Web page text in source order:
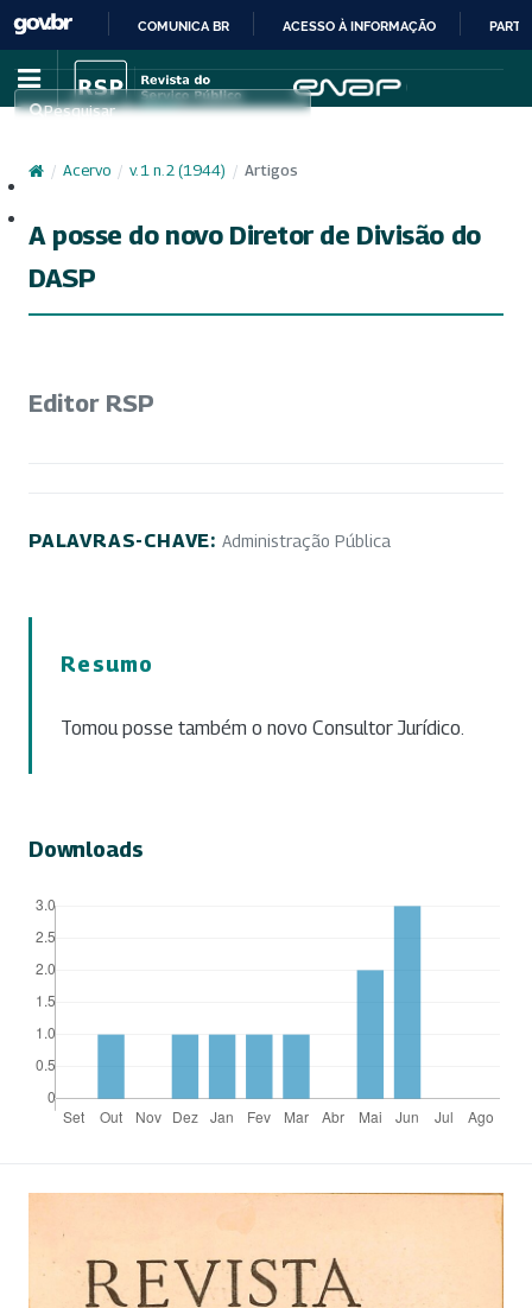
IR
PARA
CONTEÚDO
COMUNICA BR ACESSO À INFORMAÇÃO
Pesquisar
/ Acervo / v. 1 n. 2 (1944) / Artigos
A posse do novo Diretor de Divisão do
DASP
Editor RSP
PALAVRAS-CHAVE: Administração Pública
Resumo
Tomou posse também o novo Consultor Jurídico.
Downloads